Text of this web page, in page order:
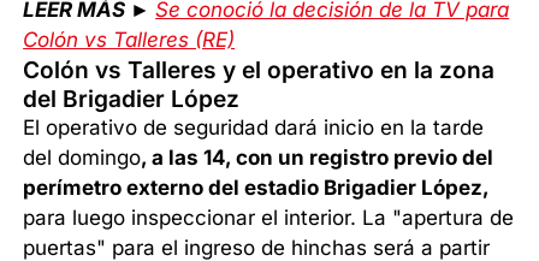
LEER MÁS ►Se conoció la decisión de la TV para
Colón vs Talleres (RE)
Colón vs Talleres y el operativo en la zona
del Brigadier López
El operativo de seguridad dará inicio en la tarde
del domingo, a las 14, con un registro previo del
perímetro externo del estadio Brigadier López,
para luego inspeccionar el interior. La "apertura de
puertas" para el ingreso de hinchas será a partir